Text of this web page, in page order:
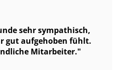
sehr sympathisch,
gut aufgehoben fühlt.
Mitarbeiter.